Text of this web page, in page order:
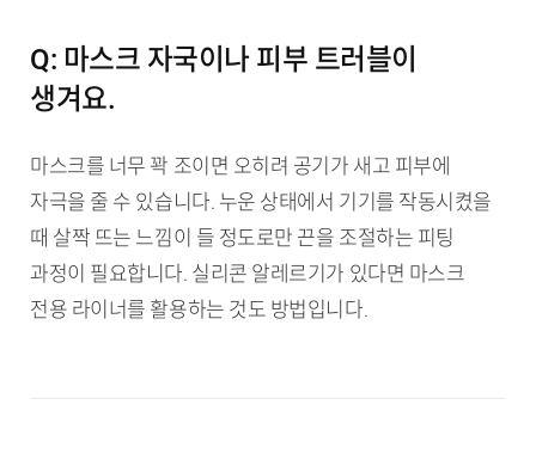
Q: 마스크 자국이나 피부 트러블이
생겨요.
마스크를 너무 꽉 조이면 오히려 공기가 새고 피부에
자극을 줄 수 있습니다. 누운 상태에서 기기를 작동시켰을
때 살짝 뜨는 느낌이 들 정도로만 끈을 조절하는 피팅
과정이 필요합니다. 실리콘 알레르기가 있다면 마스크
전용 라이너를 활용하는 것도 방법입니다.